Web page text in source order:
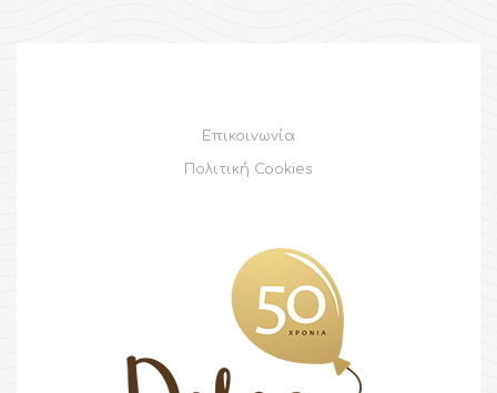
Επικοινωνία
Πολιτική Cookies